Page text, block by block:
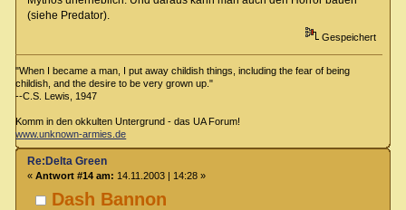
(siehe Predator).
Gespeichert
"When I became a man, I put away childish things, including the fear of being
childish, and the desire to be very grown up."
--C.S. Lewis, 1947
Komm in den okkulten Untergrund - das UA Forum!
www.unknown-armies.de
Dash Bannon
Re:Delta Green
« Antwort #14 am: 14.11.2003 | 14:28 »